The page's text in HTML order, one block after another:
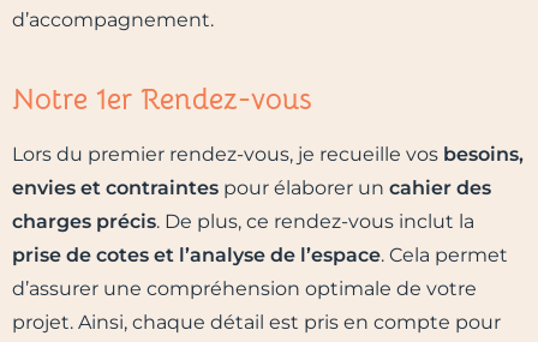
d’accompagnement.
Notre 1er Rendez-vous
Lors du premier rendez-vous, je recueille vos besoins,
envies et contraintes pour élaborer un cahier des
charges précis. De plus, ce rendez-vous inclut la
prise de cotes et l’analyse de l’espace. Cela permet
d’assurer une compréhension optimale de votre
projet. Ainsi, chaque détail est pris en compte pour